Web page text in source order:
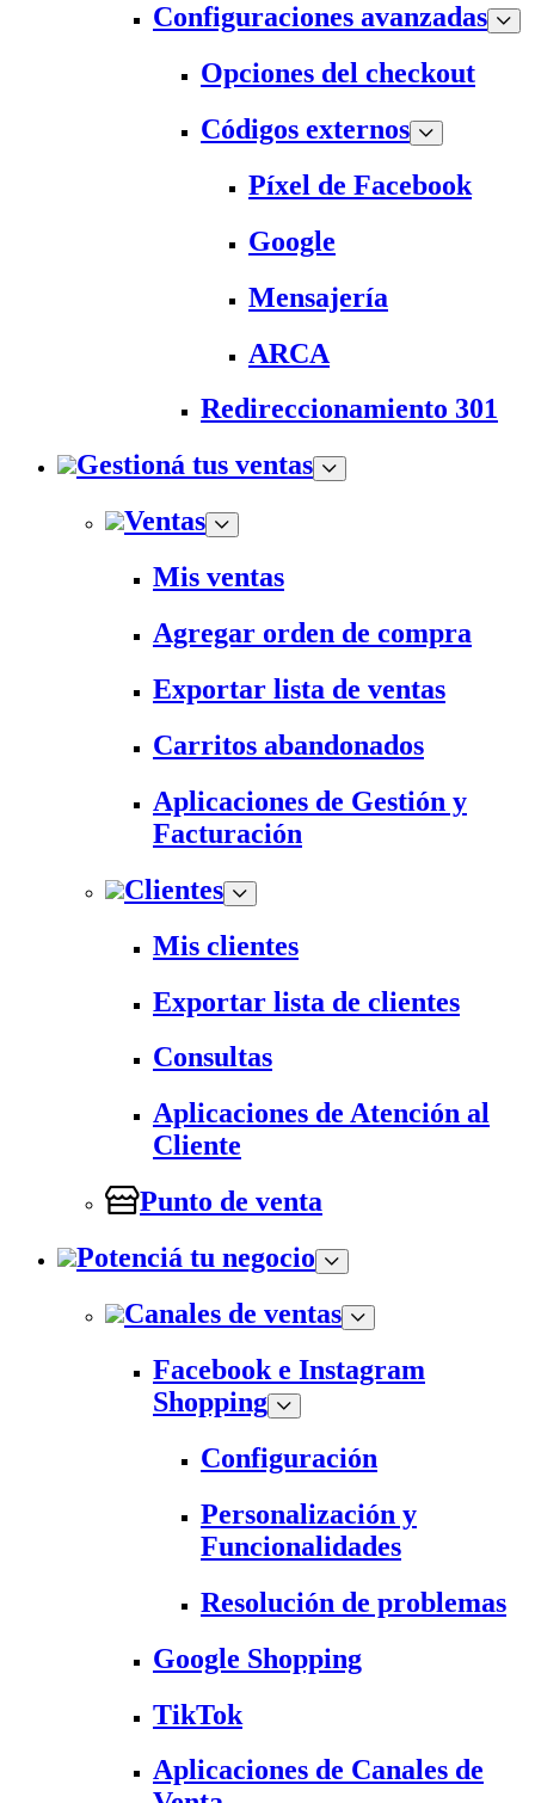
Configuraciones avanzadas
Opciones del checkout
Códigos externos
Píxel de Facebook
Google
Mensajería
ARCA
Redireccionamiento 301
Gestioná tus ventas
Ventas
Mis ventas
Agregar orden de compra
Exportar lista de ventas
Carritos abandonados
Aplicaciones de Gestión y
Facturación
Clientes
Mis clientes
Exportar lista de clientes
Consultas
Aplicaciones de Atención al
Cliente
Punto de venta
Potenciá tu negocio
Canales de ventas
Facebook e Instagram
Shopping
Configuración
Personalización y
Funcionalidades
Resolución de problemas
Google Shopping
TikTok
Aplicaciones de Canales de